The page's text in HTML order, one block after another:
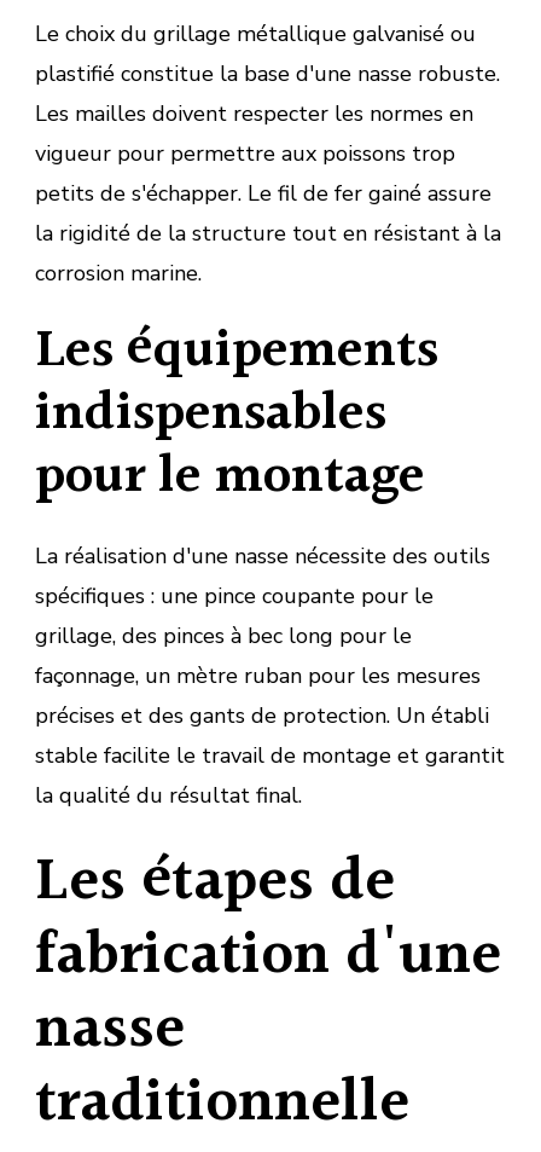
Le choix du grillage métallique galvanisé ou
plastifié constitue la base d'une nasse robuste.
Les mailles doivent respecter les normes en
vigueur pour permettre aux poissons trop
petits de s'échapper. Le fil de fer gainé assure
la rigidité de la structure tout en résistant à la
corrosion marine.
Les équipements
indispensables
pour le montage
La réalisation d'une nasse nécessite des outils
spécifiques : une pince coupante pour le
grillage, des pinces à bec long pour le
façonnage, un mètre ruban pour les mesures
précises et des gants de protection. Un établi
stable facilite le travail de montage et garantit
la qualité du résultat final.
Les étapes de
fabrication d'une
nasse
traditionnelle